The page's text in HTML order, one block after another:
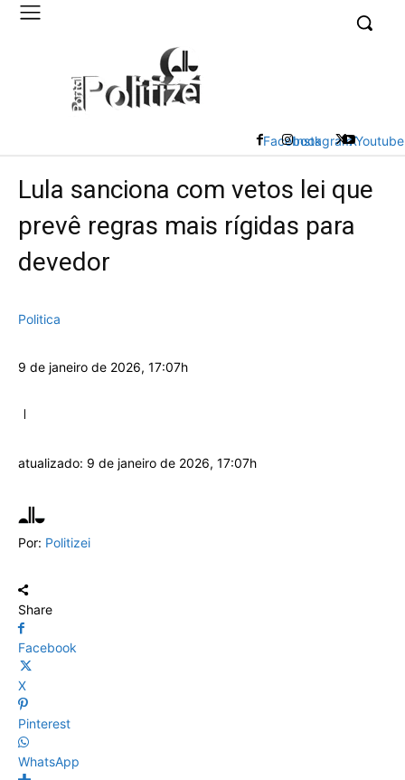
FacebookInstagramXYoutube
Lula sanciona com vetos lei que
prevê regras mais rígidas para
devedor
Politica
9 de janeiro de 2026, 17:07h
atualizado: 9 de janeiro de 2026, 17:07h
Por: Politizei
Share
Facebook
X
Pinterest
WhatsApp